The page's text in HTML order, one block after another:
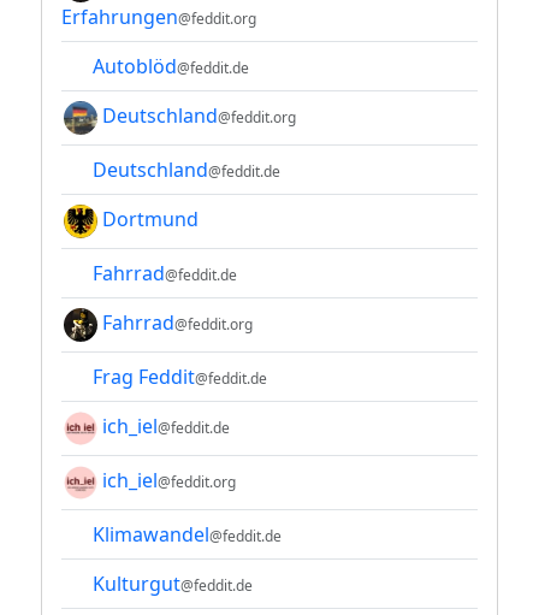
Erfahrungen@feddit.org
Autoblöd@feddit.de
Deutschland@feddit.org
Deutschland@feddit.de
Dortmund
Fahrrad@feddit.de
Fahrrad@feddit.org
Frag Feddit@feddit.de
ich_iel@feddit.de
ich_iel@feddit.org
Klimawandel@feddit.de
Kulturgut@feddit.de